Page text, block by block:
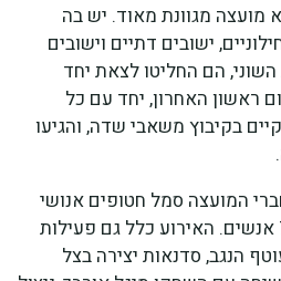
מועצה מגוונת מאוד. יש בה
ישובים דתיים וישובים
הם החליטו לצאת יחד
ראשון האחרון, יחד עם כל
בקיבוץ משאבי שדה, והגיעו
המועצה סמל חטופים אנושי
ענק המורכב מיותר מ-700 אנשים. האירוע כלל גם פעילות
הנגב, סדנאות יצירה בצל